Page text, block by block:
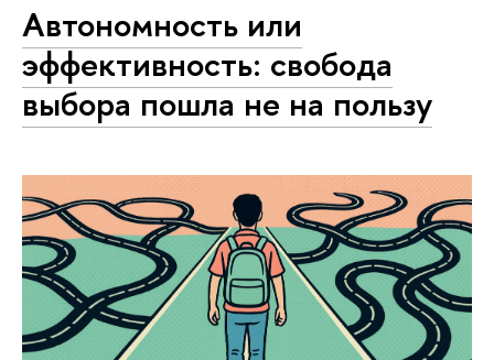
Автономность или
эффективность: свобода
выбора пошла не на пользу